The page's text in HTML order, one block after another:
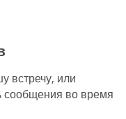
встречу, или
сообщения во время